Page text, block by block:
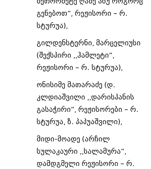
გენებოთ”, რეჟისორი – რ.
სტურუა),
გილდენსტერნი, მარცელიუსი
(შექსპირი ,,ჰამლეტი”,
რეჟისორი – რ. სტურუა),
ონისიმე მათარაძე (დ.
კლდიაშვილი ,,დარისპანის
გასაჭირი”, რეჟისორები – რ.
სტურუა, ზ. პაპუაშვილი),
მიდი-მოადე (არჩილ
სულაკაური ,,სალამურა”,
დამდგმელი რეჟისორი – რ.